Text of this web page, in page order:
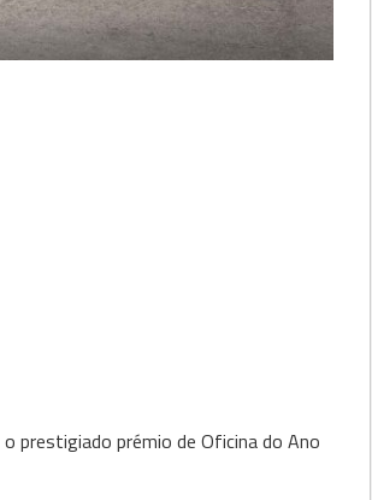
o prestigiado prémio de Oficina do Ano